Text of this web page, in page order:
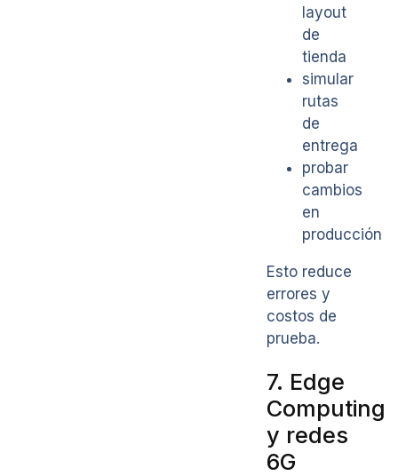
layout
de
tienda
simular
rutas
de
entrega
probar
cambios
en
producción
Esto reduce
errores y
costos de
prueba.
7. Edge
Computing
y redes
6G